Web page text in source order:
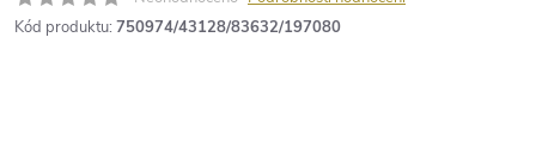
Kód produktu: 750974/43128/83632/197080